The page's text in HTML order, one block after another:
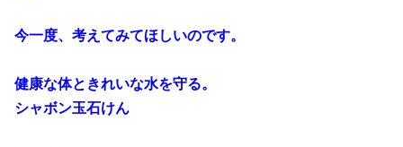
今一度、考えてみてほしいのです。
健康な体ときれいな水を守る。
シャボン玉石けん